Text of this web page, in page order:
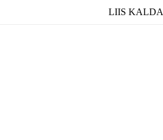
LIIS KALDA